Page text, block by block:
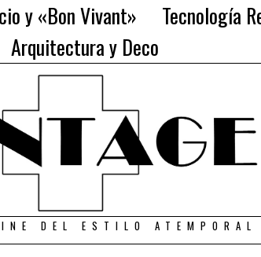
y «Bon Vivant»
Tecnología
Arquitectura y Deco
DEL ESTILO ATEMPORAL